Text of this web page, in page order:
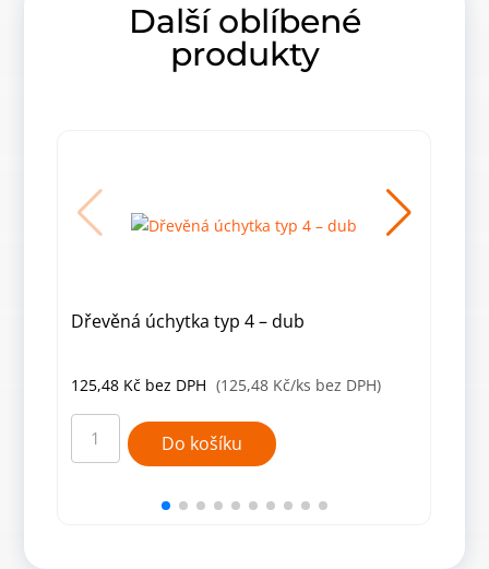
Další oblíbené
produkty
Dřevěná úchytka typ 4 – dub
125,48 Kč bez DPH (125,48 Kč/ks bez DPH)
Dřevěná
úchytka
4
Do košíku